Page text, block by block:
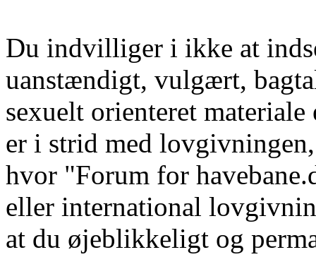
Du indvilliger i ikke at
uanstændigt, vulgært,
sexuelt orienteret
er i strid med
hvor "Forum for
eller international
at du øjeblikkeligt og